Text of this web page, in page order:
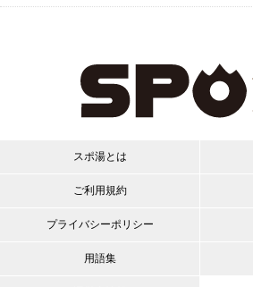
スポ湯とは
ご利用規約
プライバシーポリシー
用語集